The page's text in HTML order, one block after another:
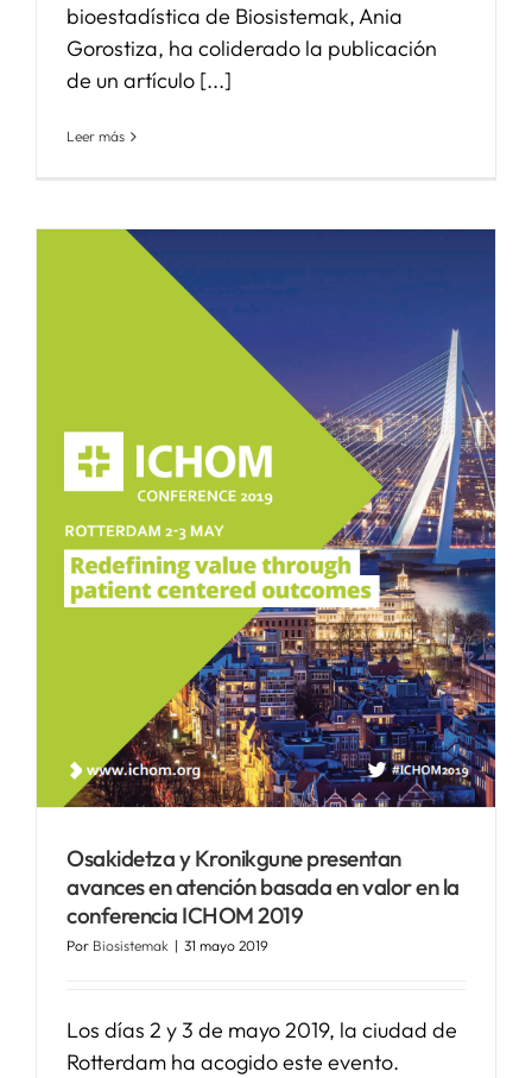
bioestadística de Biosistemak, Ania
Gorostiza, ha coliderado la publicación
de un artículo [...]
Leer más
Osakidetza y Kronikgune presentan
avances en atención basada en valor en la
conferencia ICHOM 2019
Por Biosistemak | 31 mayo 2019
Los días 2 y 3 de mayo 2019, la ciudad de
Rotterdam ha acogido este evento.